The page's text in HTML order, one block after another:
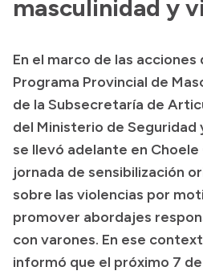
Presupuesto
Boletín Oficial
Compras y licitaciones
Consulta de expedientes
Consulta de pago a
Convocatorias
Login
masculinidad y
En el marco de las acciones
Programa Provincial de
de la Subsecretaría de
del Ministerio de Seguridad
se llevó adelante en Choele
jornada de sensibilización
sobre las violencias por
promover abordajes
con varones. En ese
informó que el próximo 7